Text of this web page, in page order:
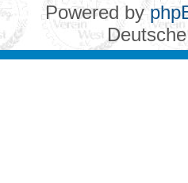
Powered by